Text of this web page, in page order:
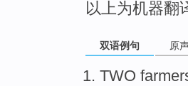
以上为机器翻
双语例句 原
TWO